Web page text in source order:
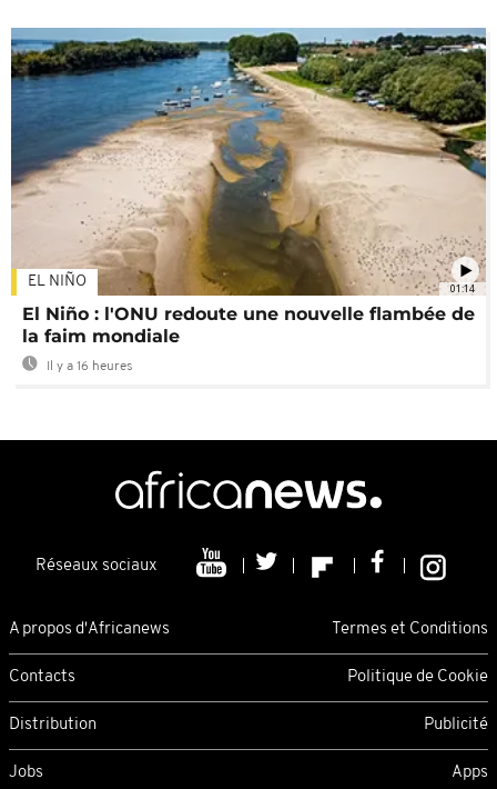
01:14
EL NIÑO
El Niño : l'ONU redoute une nouvelle flambée de
la faim mondiale
Il y a 16 heures
Réseaux sociaux
A propos d'Africanews Termes et Conditions
Contacts Politique de Cookie
Distribution Publicité
Jobs Apps